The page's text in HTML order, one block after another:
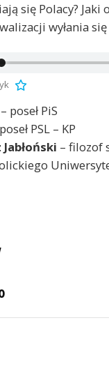
się Polacy? Jaki
wyłania się
poseł PiS
PSL – KP
– filozof